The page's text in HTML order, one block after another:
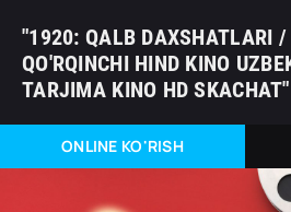
"1920: QALB DAXSHATLARI
QO'RQINCHI HIND KINO
TARJIMA KINO HD
ONLINE KO'RISH